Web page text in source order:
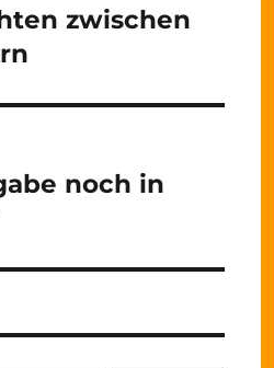
zwischen
noch in